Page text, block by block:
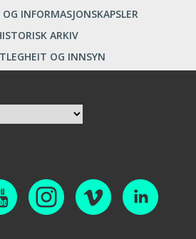
INFORMASJONSKAPSLER
ARKIV
OG INNSYN